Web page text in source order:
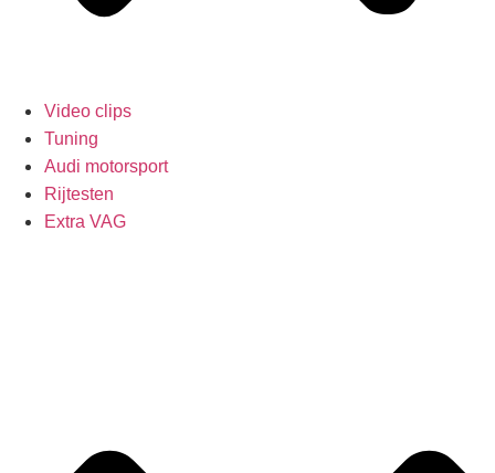
Video clips
Tuning
Audi motorsport
Rijtesten
Extra VAG